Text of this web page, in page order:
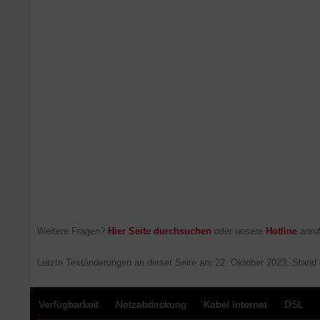
Weitere Fragen? Hier Seite durchsuchen oder unsere Hotline
Letzte Textänderungen an dieser Seite am 22. Oktober 2023. Stand
Verfügbarkeit Netzabdeckung Kabel Internet DSL